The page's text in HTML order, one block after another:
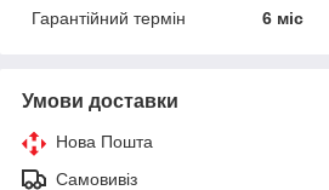
Гарантійний термін
6 міс
Умови доставки
Нова Пошта
Самовивіз